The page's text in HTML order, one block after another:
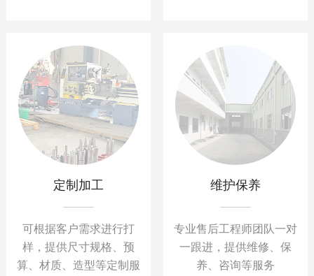
定制加工
可根据客户需求进行打
样，提供尺寸规格、预
算、材质、造型等定制服
维护保养
专业售后工程师团队一对
一跟进，提供维修、保
养、咨询等服务